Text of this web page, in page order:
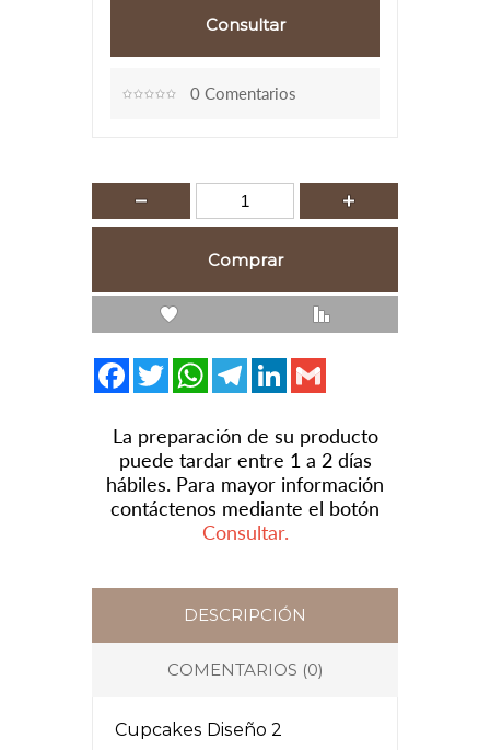
0 Comentarios
Lista de Regalos
Facebook
Twitter WhatsAppTelegramLinkedIn
La preparación de su producto
puede tardar entre 1 a 2 días
hábiles. Para mayor información
contáctenos mediante el botón
Consultar.
DESCRIPCIÓN
COMENTARIOS (0)
Cupcakes Diseño 2